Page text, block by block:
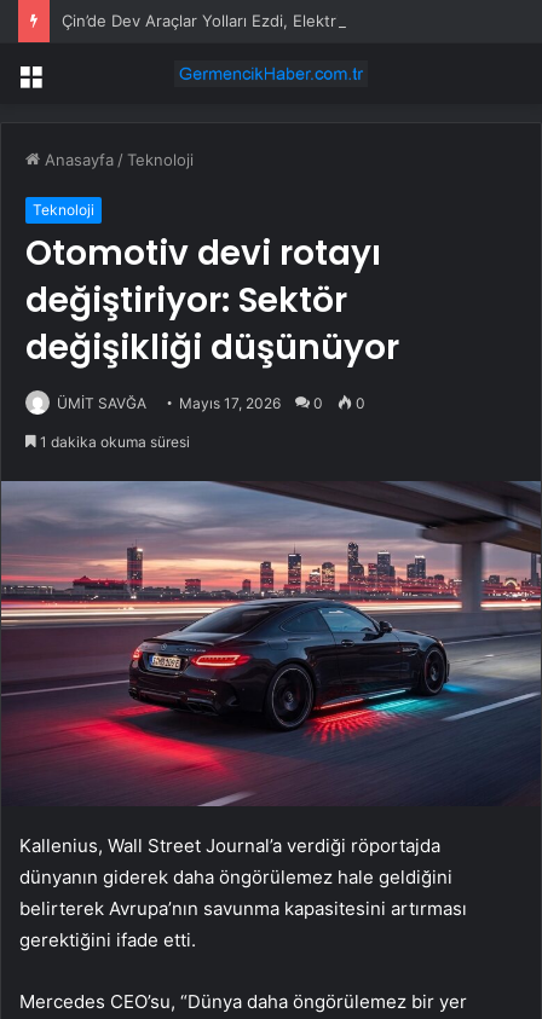
Menü
Anasayfa /Teknoloji
Teknoloji
Otomotiv devi rotayı
değiştiriyor: Sektör
değişikliği düşünüyor
ÜMİT SAVĞA Mayıs 17, 2026 0 0
1 dakika okuma süresi
Kallenius, Wall Street Journal’a verdiği röportajda
dünyanın giderek daha öngörülemez hale geldiğini
belirterek Avrupa’nın savunma kapasitesini artırması
gerektiğini ifade etti.
Mercedes CEO’su, “Dünya daha öngörülemez bir yer